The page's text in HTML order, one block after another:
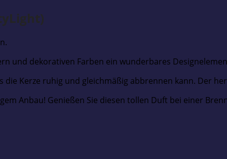
und dekorativen Farben ein wunderbares
die Kerze ruhig und gleichmäßig abbrennen kann. Der
Anbau! Genießen Sie diesen tollen Duft bei einer